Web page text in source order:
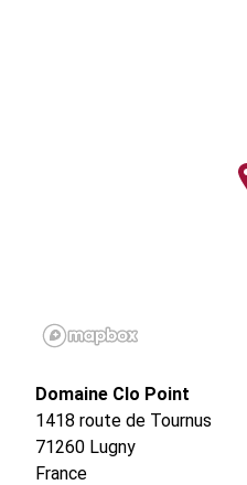
Domaine Clo Point
1418 route de Tournus
71260 Lugny
France